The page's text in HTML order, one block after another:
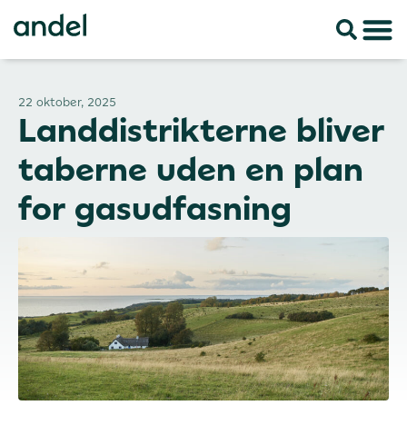
22 oktober, 2025
Landdistrikterne bliver
taberne uden en plan
for gasudfasning